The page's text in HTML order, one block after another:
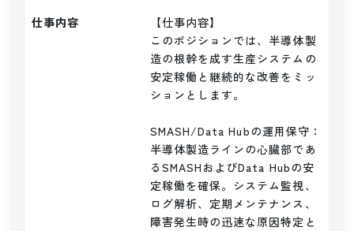
仕事内容
【仕事内容】
このポジションでは、半導体製
造の根幹を成す生産システムの
安定稼働と継続的な改善をミッ
ションとします。
SMASH/Data Hubの運用保守：
半導体製造ラインの心臓部であ
るSMASHおよびData Hubの安
定稼働を確保。システム監視、
ログ解析、定期メンテナンス、
障害発生時の迅速な原因特定と